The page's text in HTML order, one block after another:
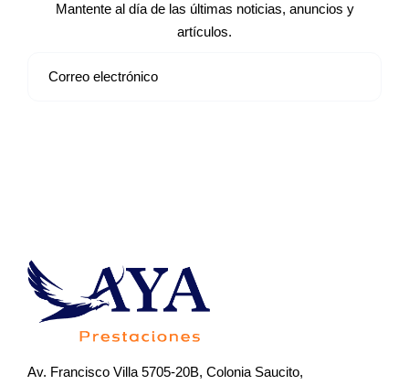
Mantente al día de las últimas noticias, anuncios y
artículos.
Av. Francisco Villa 5705-20B, Colonia Saucito,